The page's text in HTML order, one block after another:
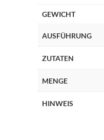
GEWICHT
AUSFÜHRUNG
ZUTATEN
MENGE
HINWEIS